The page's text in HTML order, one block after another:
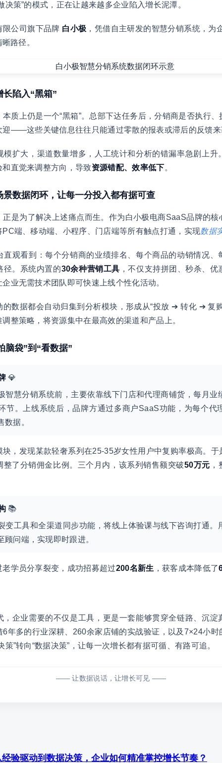
决策”的模式，正在让越来越多企业陷入增长泥潭。
限公司旗下品牌 白小极 ，凭借自主研发的智慧分销系统，为
路径。
陷入“黑箱”
质上仍是一个“黑箱”。总部下达任务后，分销商是否执行
迎——这些关键信息往往只能通过零散的报表或滞后的反馈
模扩大，渠道数量增多，人工统计和分析的错漏率急剧上升
直觉来调整方向，导致资源错配、效率低下。
景数据闭环，让每一分投入都有据可查
正是为了解决上述痛点而生。作为白小极电商SaaS品牌的核
端、移动端、小程序、门店端等所有触点打通，实现数据
直观看到：每个分销商的业绩排名、每个商品的动销情况、
径。系统内置的30余种营销工具 ，不仅支持拼团、秒杀、
业无需技术团队即可快速上线个性化活动。
的数据都会自动归集到分析模块，形成从“投放 ➔ 转化 ➔ 复
整策略，将资源集中在最高效的渠道和产品上。
脑袋”到“看数据”
💎
智慧分销系统前，主要依靠线下门店和代理商铺货，每月业
节。上线系统后，品牌方通过多商户SaaS功能，为每个代
据。
，发现某款轻奢系列在25-35岁女性用户中复购率极高。
整了分销佣金比例。三个月内，该系列销售额突破50万元
📚
变工具和全渠道同步功能，将线上体验课与线下咨询打通。
顾问端，实现即时跟进。
学员分享裂变，成功招募超过200名新生 ，获客成本降低了
，企业需要的不仅是工具，更是一套能够贯穿全链路、沉淀
6年多的行业深耕、260余家店铺的实战验证，以及7×24小时
策”转向“数据决策”，让每一次增长都有据可循、有路可追。
—— 让数据说话，让增长可见 ——
验驱动到数据决策，企业如何精准掌控增长节奏？